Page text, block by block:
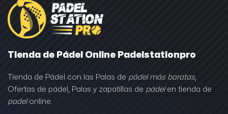
Tienda de Pádel Online Padelstationpro
Tienda de Pádel con las Palas de pádel más baratas,
Ofertas de pádel, Palas y zapatillas de pádelen tienda de
padelonline.